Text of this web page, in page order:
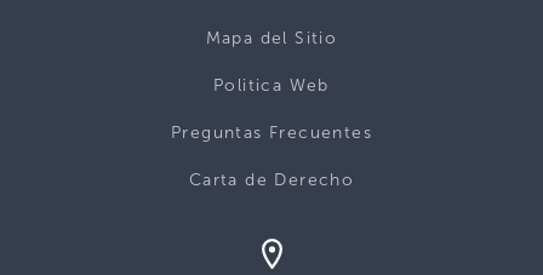
Mapa del Sitio
Politica Web
Preguntas Frecuentes
Carta de Derecho